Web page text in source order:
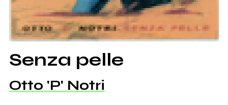
Senza pelle
Otto 'P' Notri